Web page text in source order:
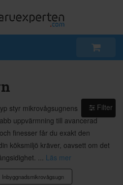
styr mikrovågsugnens
uppvärmning till avancerad
finesser får du exakt den
köksmiljö kräver, oavsett om det
... Läs mer
Inbyggnadsmikrovågsugn
Filter